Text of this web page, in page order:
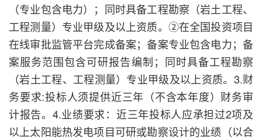
（专业包含电力）；同时具备工程勘察（岩土工程、
工程测量）专业甲级及以上资质。②在全国投资项目
在线审批监管平台完成备案；备案专业包含电力；备
案服务范围包含可研报告编制；同时具备工程勘察
（岩土工程、工程测量）专业甲级及以上资质。3.财
务要求:投标人须提供近三年（不含本年度）财务审
计报告。4.业绩要求：近三年投标人应承担过2项及
以上太阳能热发电项目可研或勘察设计的业绩（以合